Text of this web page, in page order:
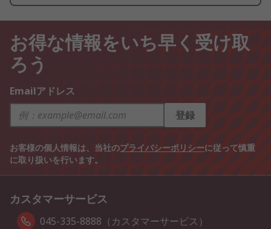
お得な情報をいち早く受け取
ろう
Emailアドレス
登録
お客様の個人情報は、当社のプライバシーポリシーに従って慎重
に取り扱いを行います。
カスタマーサービス
045-335-8888（カスタマーサービス）